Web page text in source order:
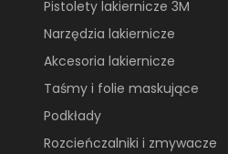
Pistolety lakiernicze 3M
Narzędzia lakiernicze
Akcesoria lakiernicze
Taśmy i folie maskujące
Podkłady
Rozcieńczalniki i zmywacze